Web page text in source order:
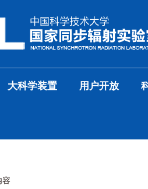
大科学装置 用户开放
容